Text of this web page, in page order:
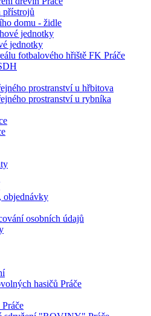
přístrojů
domu - židle
jednotky
jednotky
fotbalového hřiště FK Práče
prostranství u hřbitova
prostranství u rybníka
objednávky
osobních údajů
hasičů Práče